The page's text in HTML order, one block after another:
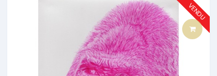
VENDU